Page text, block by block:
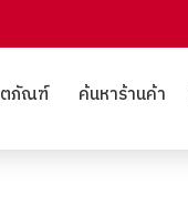
ภัณฑ์ ค้นหาร้านค้า